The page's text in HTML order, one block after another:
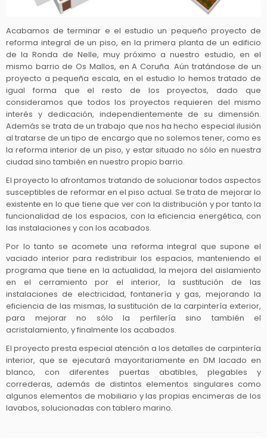
Acabamos de terminar e el estudio un pequeño proyecto de
reforma integral de un piso, en la primera planta de un edificio
de la Ronda de Nelle, muy próximo a nuestro estudio, en el
mismo barrio de Os Mallos, en A Coruña. Aún tratándose de un
proyecto a pequeña escala, en el estudio lo hemos tratado de
igual forma que el resto de los proyectos, dado que
consideramos que todos los proyectos requieren del mismo
interés y dedicación, independientemente de su dimensión.
Además se trata de un trabajo que nos ha hecho especial ilusión
al tratarse de un tipo de encargo que no solemos tener, como es
la reforma interior de un piso, y estar situado no sólo en nuestra
ciudad sino también en nuestro propio barrio.
El proyecto lo afrontamos tratando de solucionar todos aspectos
susceptibles de reformar en el piso actual. Se trata de mejorar lo
existente en lo que tiene que ver con la distribución y por tanto la
funcionalidad de los espacios, con la eficiencia energética, con
las instalaciones y con los acabados.
Por lo tanto se acomete una reforma integral que supone el
vaciado interior para redistribuir los espacios, manteniendo el
programa que tiene en la actualidad, la mejora del aislamiento
en el cerramiento por el interior, la sustitución de las
instalaciones de electricidad, fontanería y gas, mejorando la
eficiencia de las mismas, la sustitución de la carpintería exterior,
para mejorar no sólo la perfilería sino también el
acristalamiento, y finalmente los acabados.
El proyecto presta especial atención a los detalles de carpintería
interior, que se ejecutará mayoritariamente en DM lacado en
blanco, con diferentes puertas abatibles, plegables y
correderas, además de distintos elementos singulares como
algunos elementos de mobiliario y las propias encimeras de los
lavabos, solucionadas con tablero marino.